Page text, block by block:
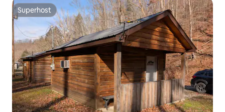
Superhost
Superhost